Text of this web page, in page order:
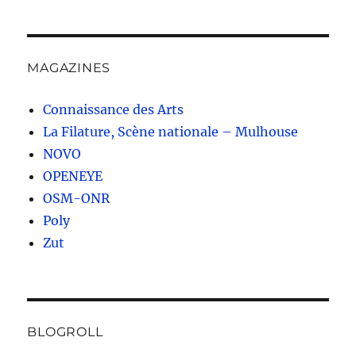
MAGAZINES
Connaissance des Arts
La Filature, Scène nationale – Mulhouse
NOVO
OPENEYE
OSM-ONR
Poly
Zut
BLOGROLL